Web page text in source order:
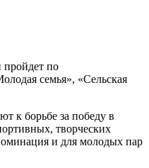
пройдет по
семья», «Сельская
к борьбе за победу в
творческих
и для молодых пар